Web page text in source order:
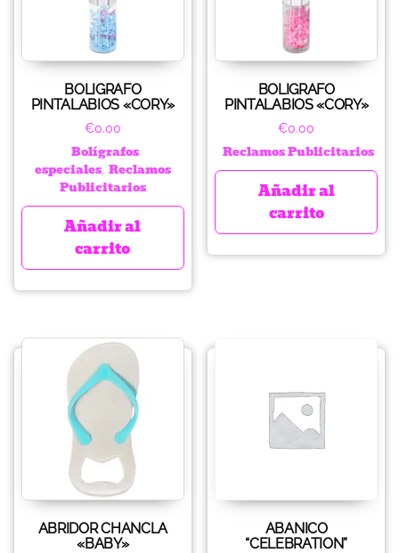
BOLIGRAFO
PINTALABIOS «CORY»
€0.00
Bolígrafos
especiales, Reclamos
Publicitarios
Añadir al
carrito
BOLIGRAFO
PINTALABIOS «CORY»
€0.00
Reclamos Publicitarios
Añadir al
carrito
ABRIDOR CHANCLA
«BABY»
ABANICO
“CELEBRATION”